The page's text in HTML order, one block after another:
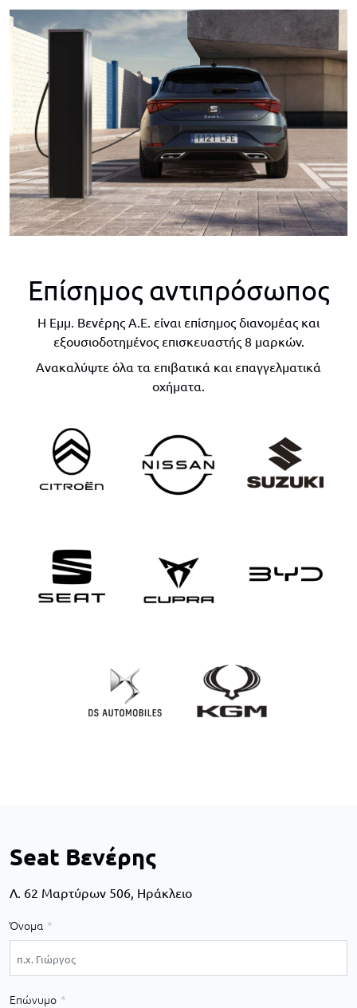
Επίσημος αντιπρόσωπος
Η Εμμ. Βενέρης Α.Ε. είναι επίσημος διανομέας και
εξουσιοδοτημένος επισκευαστής 8 μαρκών.
Ανακαλύψτε όλα τα επιβατικά και επαγγελματικά
οχήματα.
Seat Βενέρης
Λ. 62 Μαρτύρων 506, Ηράκλειο
Όνομα
Επώνυμο